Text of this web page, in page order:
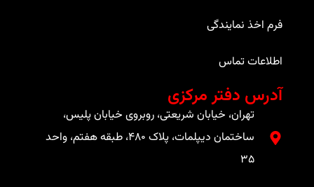
فرم اخذ نمایندگی
اطلاعات تماس
آدرس دفتر مرکزی
تهران، خیابان شریعتی، روبروی خیابان پلیس،
ساختمان دیپلمات، پلاک ۴۸۰، طبقه هفتم، واحد
۳۵